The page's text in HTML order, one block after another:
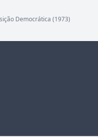
Democrática (1973)